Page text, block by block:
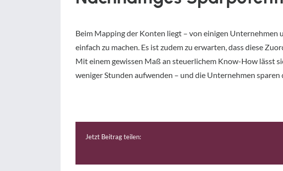
Beim Mapping der Konten liegt – von einigen
einfach zu machen. Es ist zudem zu erwarten, dass diese
Mit einem gewissen Maß an steuerlichem Know-How lässt
weniger Stunden aufwenden – und die Unternehmen sparen
Jetzt Beitrag teilen: